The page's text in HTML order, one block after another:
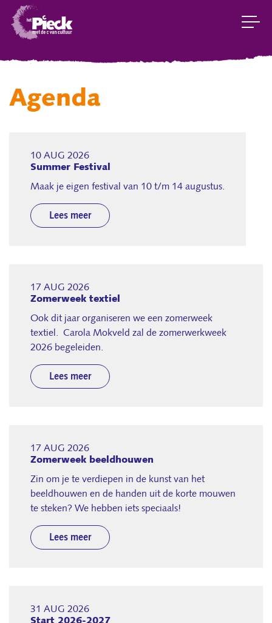
Agenda
10 AUG 2026
Summer Festival
Maak je eigen festival van 10 t/m 14 augustus.
Lees meer
17 AUG 2026
Zomerweek textiel
Ook dit jaar organiseren we een zomerweek
textiel. Carola Mokveld zal de zomerwerkweek
2026 begeleiden.
Lees meer
17 AUG 2026
Zomerweek beeldhouwen
Zin om je te verdiepen in de kunst van het
beeldhouwen en de handen uit de korte mouwen
te steken? We hebben iets speciaals!
Lees meer
31 AUG 2026